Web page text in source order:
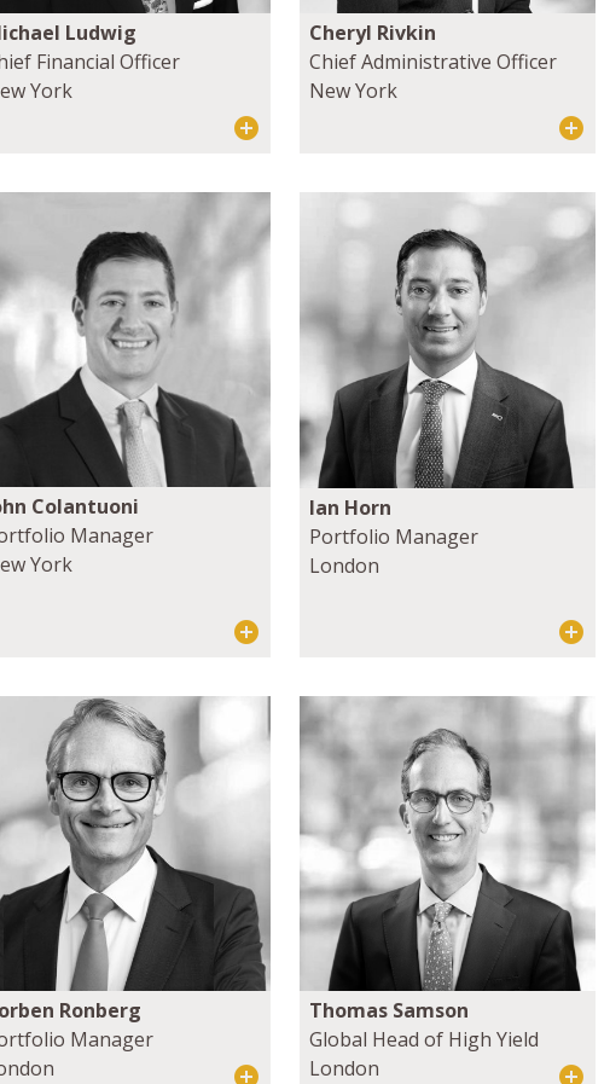
Ludwig
Financial Officer
York
Cheryl Rivkin
Chief Administrative Officer
New York
Colantuoni
Manager
York
Ian Horn
Portfolio Manager
London
Ronberg
Manager
Thomas Samson
Global Head of High Yield
London